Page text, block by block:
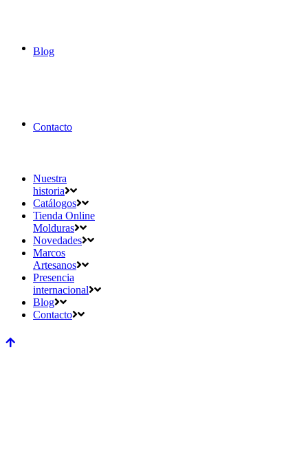
Blog
Contacto
Nuestra
historia
Catálogos
Tienda Online
Molduras
Novedades
Marcos
Artesanos
Presencia
internacional
Blog
Contacto